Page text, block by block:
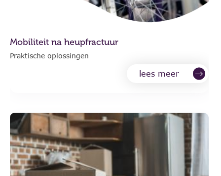
Mobiliteit na heupfractuur
Praktische oplossingen
lees meer